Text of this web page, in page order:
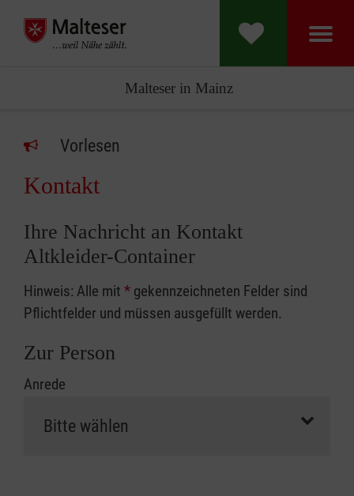
Malteser in Mainz
Vorlesen
Kontakt
Ihre Nachricht an Kontakt
Altkleider-Container
Hinweis: Alle mit * gekennzeichneten Felder sind
Pflichtfelder und müssen ausgefüllt werden.
Zur Person
Anrede